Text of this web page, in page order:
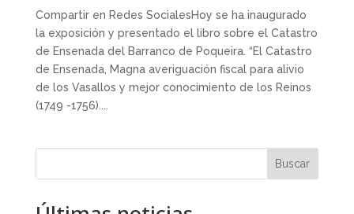
Compartir en Redes SocialesHoy se ha inaugurado
la exposición y presentado el libro sobre el Catastro
de Ensenada del Barranco de Poqueira. “El Catastro
de Ensenada, Magna averiguación fiscal para alivio
de los Vasallos y mejor conocimiento de los Reinos
(1749 -1756)....
Buscar